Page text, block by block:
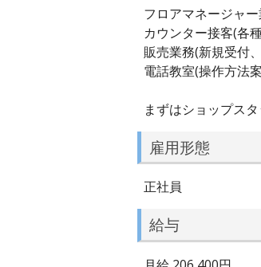
フロアマネージャ
カウンター接客(各
販売業務(新規受付
電話教室(操作方法
まずはショップス
雇用形態
正社員
給与